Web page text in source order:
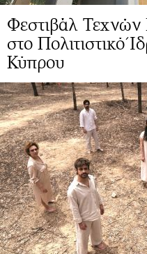
Φεστιβάλ Τεχνών
στο Πολιτιστικό
Κύπρου